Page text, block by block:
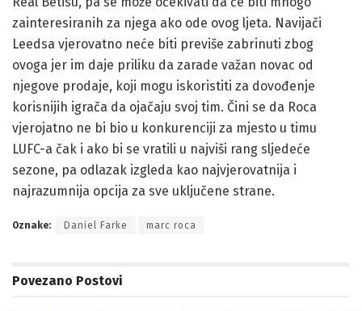
zainteresiranih za njega ako ode ovog ljeta. Navijači
Leedsa vjerovatno neće biti previše zabrinuti zbog
ovoga jer im daje priliku da zarade važan novac od
njegove prodaje, koji mogu iskoristiti za dovođenje
korisnijih igrača da ojačaju svoj tim. Čini se da Roca
vjerojatno ne bi bio u konkurenciji za mjesto u timu
LUFC-a čak i ako bi se vratili u najviši rang sljedeće
sezone, pa odlazak izgleda kao najvjerovatnija i
najrazumnija opcija za sve uključene strane.
Oznake: Daniel Farke marc roca
Povezano Postovi